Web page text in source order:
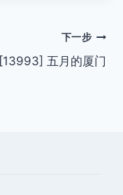
下一步
[13993] 五月的厦门